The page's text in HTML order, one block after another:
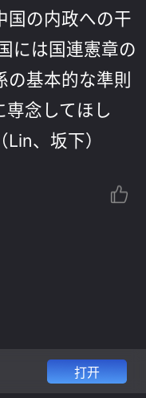
国の内政への干
には国連憲章の
基本的な準則
専念してほし
、坂下）
打开